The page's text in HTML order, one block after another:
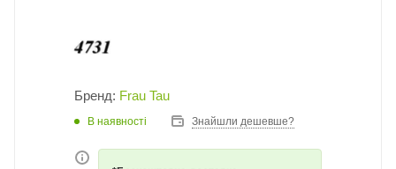
Бренд: Frau Tau
В наявності Знайшли дешевше?